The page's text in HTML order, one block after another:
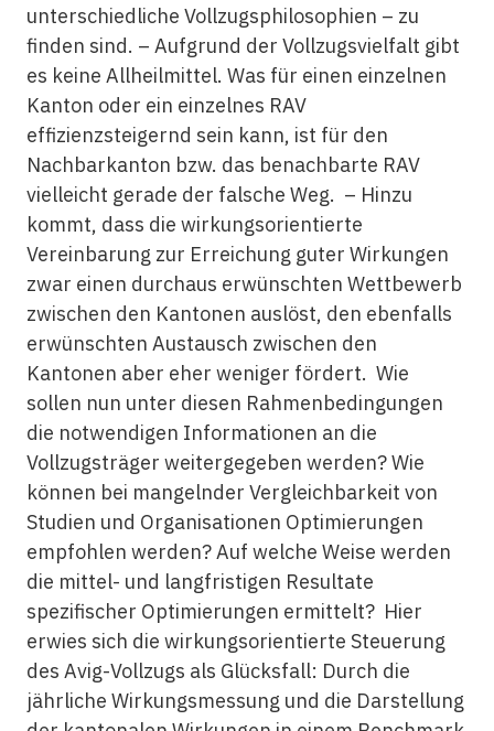
unterschiedliche Vollzugsphilosophien – zu
finden sind. – Aufgrund der Vollzugsvielfalt gibt
es keine Allheilmittel. Was für einen einzelnen
Kanton oder ein einzelnes RAV
effizienzsteigernd sein kann, ist für den
Nachbarkanton bzw. das benachbarte RAV
vielleicht gerade der falsche Weg. – Hinzu
kommt, dass die wirkungsorientierte
Vereinbarung zur Erreichung guter Wirkungen
zwar einen durchaus erwünschten Wettbewerb
zwischen den Kantonen auslöst, den ebenfalls
erwünschten Austausch zwischen den
Kantonen aber eher weniger fördert. Wie
sollen nun unter diesen Rahmenbedingungen
die notwendigen Informationen an die
Vollzugsträger weitergegeben werden? Wie
können bei mangelnder Vergleichbarkeit von
Studien und Organisationen Optimierungen
empfohlen werden? Auf welche Weise werden
die mittel- und langfristigen Resultate
spezifischer Optimierungen ermittelt? Hier
erwies sich die wirkungsorientierte Steuerung
des Avig-Vollzugs als Glücksfall: Durch die
jährliche Wirkungsmessung und die Darstellung